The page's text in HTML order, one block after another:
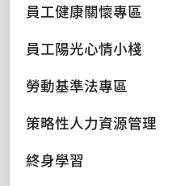
員工健康關懷專區
員工陽光心情小棧
勞動基準法專區
策略性人力資源管理
終身學習